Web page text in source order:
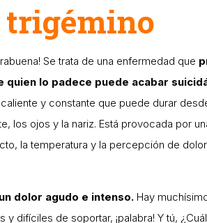
trigémino
Se trata de una enfermedad que
lo padece puede acabar
y constante que puede durar
los ojos y la nariz. Está provocada por
la temperatura y la percepción de
dolor agudo e intenso. Hay
difíciles de soportar, ¡palabra! Y tú,